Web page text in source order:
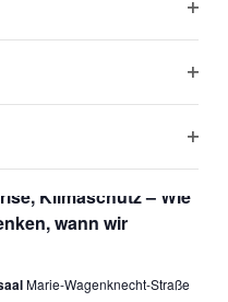
Klimaschutz – Wie
wann wir
Marie-Wagenknecht-Straße